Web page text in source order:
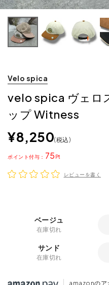
Velo spica
velo spica ヴェロ
ップ Witness
¥8,250 税込
75
ポイント
レビューを書く
ベージュ
在庫切れ
サンド
在庫切れ
amazonのア